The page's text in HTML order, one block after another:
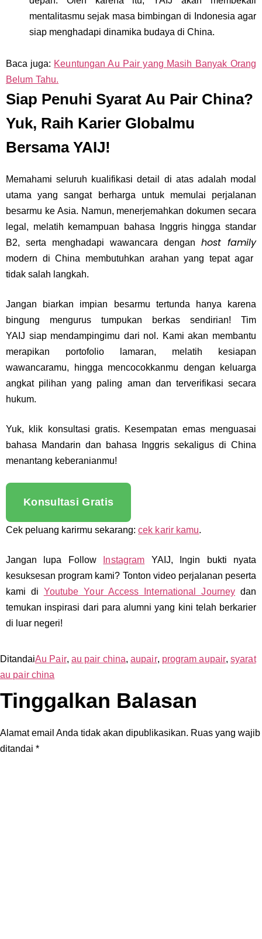
mentalitasmu sejak masa bimbingan di Indonesia agar
siap menghadapi dinamika budaya di China.
Baca juga: Keuntungan Au Pair yang Masih Banyak Orang
Belum Tahu.
Siap Penuhi Syarat Au Pair China?
Yuk, Raih Karier Globalmu
Bersama YAIJ!
Memahami seluruh kualifikasi detail di atas adalah modal
utama yang sangat berharga untuk memulai perjalanan
besarmu ke Asia. Namun, menerjemahkan dokumen secara
legal, melatih kemampuan bahasa Inggris hingga standar
B2, serta menghadapi wawancara dengan host family
modern di China membutuhkan arahan yang tepat agar
tidak salah langkah.
Jangan biarkan impian besarmu tertunda hanya karena
bingung mengurus tumpukan berkas sendirian! Tim
YAIJ siap mendampingimu dari nol. Kami akan membantu
merapikan portofolio lamaran, melatih kesiapan
wawancaramu, hingga mencocokkanmu dengan keluarga
angkat pilihan yang paling aman dan terverifikasi secara
hukum.
Yuk, klik konsultasi gratis. Kesempatan emas menguasai
bahasa Mandarin dan bahasa Inggris sekaligus di China
menantang keberanianmu!
Konsultasi Gratis
Cek peluang karirmu sekarang: cek karir kamu.
Jangan lupa Follow Instagram YAIJ, Ingin bukti nyata
kesuksesan program kami? Tonton video perjalanan peserta
kami di Youtube Your Access International Journey dan
temukan inspirasi dari para alumni yang kini telah berkarier
di luar negeri!
DitandaiAu Pair, au pair china,aupair, program aupair,syarat
au pair china
Tinggalkan Balasan
Alamat email Anda tidak akan dipublikasikan. Ruas yang wajib
ditandai *